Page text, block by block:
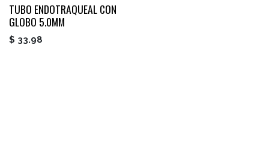
TUBO ENDOTRAQUEAL CON
GLOBO 5.0MM
$ 33.98